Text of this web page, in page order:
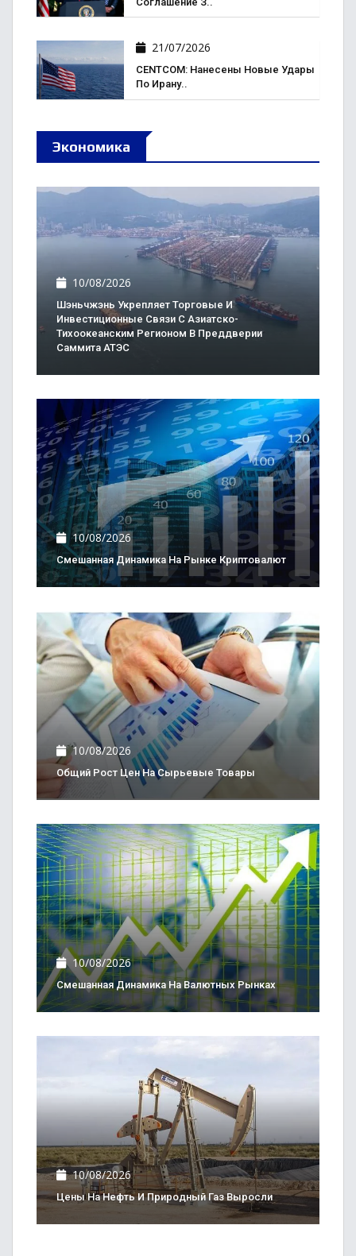
21/07/2026
CENTCOM: Нанесены Новые Удары
По Ирану..
Экономика
10/08/2026
Шэньчжэнь Укрепляет Торговые И
Инвестиционные Связи С Азиатско-
Тихоокеанским Регионом В Преддверии
Саммита АТЭС
10/08/2026
Смешанная Динамика На Рынке Криптовалют
10/08/2026
Общий Рост Цен На Сырьевые Товары
10/08/2026
Смешанная Динамика На Валютных Рынках
10/08/2026
Цены На Нефть И Природный Газ Выросли